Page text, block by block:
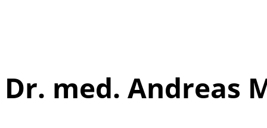
Dr. med. Andreas